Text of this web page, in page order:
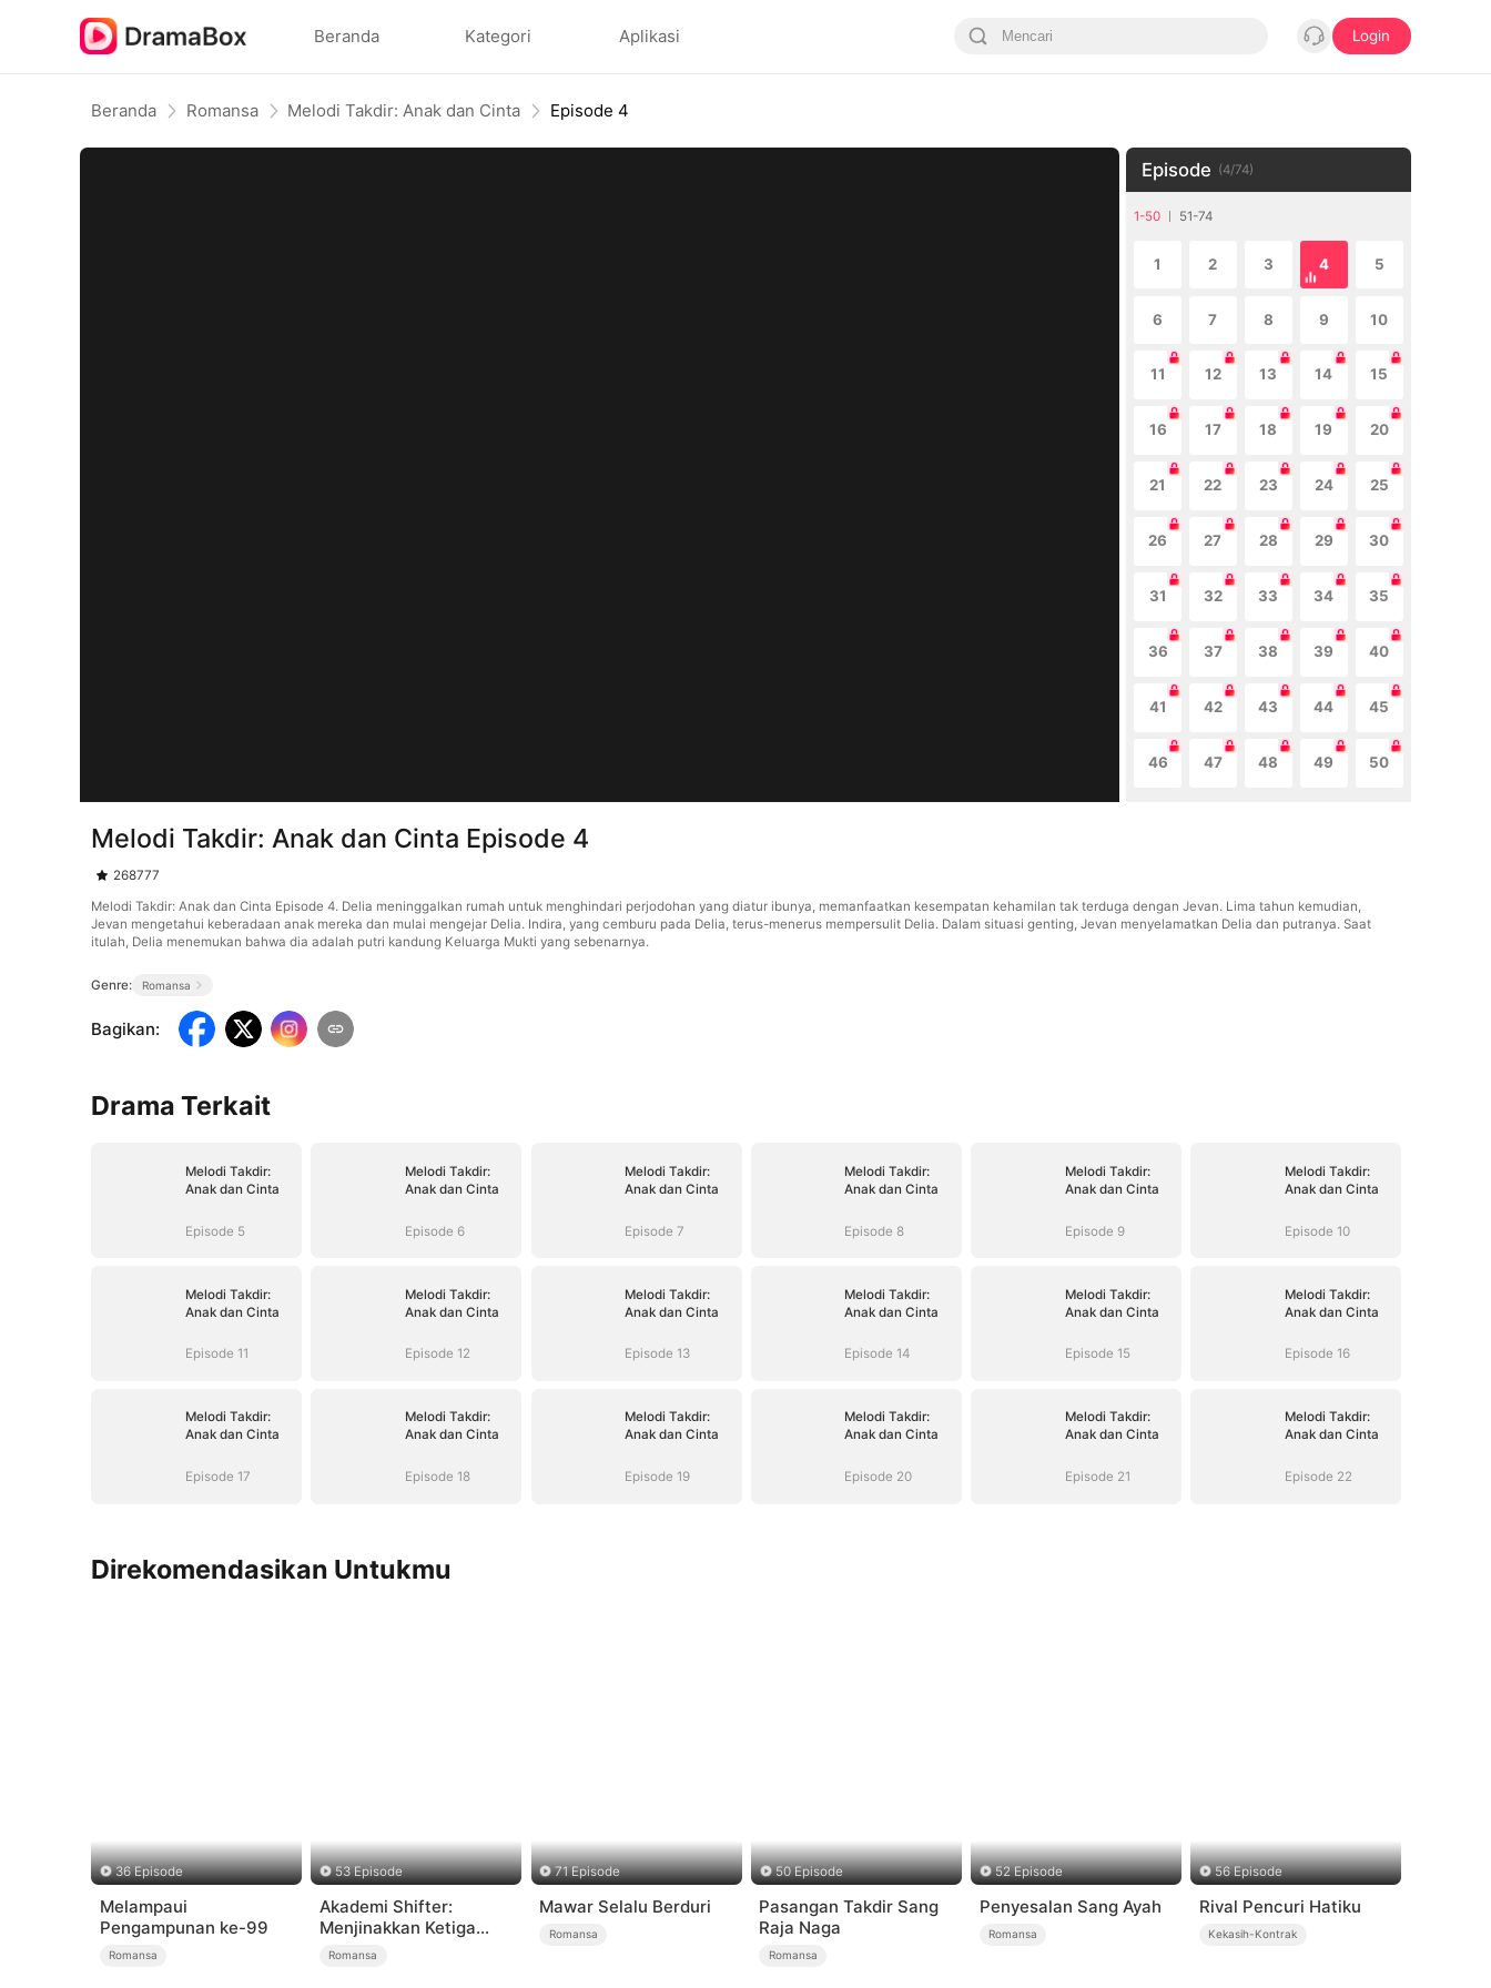
Beranda Kategori Aplikasi Login
Beranda Romansa Melodi Takdir: Anak dan Cinta Episode 4
Episode (4/74)
1-50 51-74
1 2 3 4 5
6 7 8 9 10
11 12 13 14 15
16 17 18 19 20
21 22 23 24 25
26 27 28 29 30
31 32 33 34 35
36 37 38 39 40
41 42 43 44 45
46 47 48 49 50
Melodi Takdir: Anak dan Cinta Episode 4
268777
Melodi Takdir: Anak dan Cinta Episode 4. Delia meninggalkan rumah untuk menghindari perjodohan yang diatur ibunya, memanfaatkan kesempatan kehamilan tak terduga dengan Jevan. Lima tahun kemudian,
Jevan mengetahui keberadaan anak mereka dan mulai mengejar Delia. Indira, yang cemburu pada Delia, terus-menerus mempersulit Delia. Dalam situasi genting, Jevan menyelamatkan Delia dan putranya. Saat
itulah, Delia menemukan bahwa dia adalah putri kandung Keluarga Mukti yang sebenarnya.
Genre: Romansa
Bagikan:
Drama Terkait
Melodi Takdir:
Anak dan Cinta
Episode 5
Melodi Takdir:
Anak dan Cinta
Episode 6
Melodi Takdir:
Anak dan Cinta
Episode 7
Melodi Takdir:
Anak dan Cinta
Episode 8
Melodi Takdir:
Anak dan Cinta
Episode 9
Melodi Takdir:
Anak dan Cinta
Episode 10
Melodi Takdir:
Anak dan Cinta
Episode 11
Melodi Takdir:
Anak dan Cinta
Episode 12
Melodi Takdir:
Anak dan Cinta
Episode 13
Melodi Takdir:
Anak dan Cinta
Episode 14
Melodi Takdir:
Anak dan Cinta
Episode 15
Melodi Takdir:
Anak dan Cinta
Episode 16
Melodi Takdir:
Anak dan Cinta
Episode 17
Melodi Takdir:
Anak dan Cinta
Episode 18
Melodi Takdir:
Anak dan Cinta
Episode 19
Melodi Takdir:
Anak dan Cinta
Episode 20
Melodi Takdir:
Anak dan Cinta
Episode 21
Melodi Takdir:
Anak dan Cinta
Episode 22
Direkomendasikan Untukmu
36 Episode
Melampaui
Pengampunan ke-99
Romansa
53 Episode
Akademi Shifter:
Menjinakkan Ketiga
Alpha
Romansa
71 Episode
Mawar Selalu Berduri
Romansa
50 Episode
Pasangan Takdir Sang
Raja Naga
Romansa
52 Episode
Penyesalan Sang Ayah
Romansa
56 Episode
Rival Pencuri Hatiku
Kekasih-Kontrak